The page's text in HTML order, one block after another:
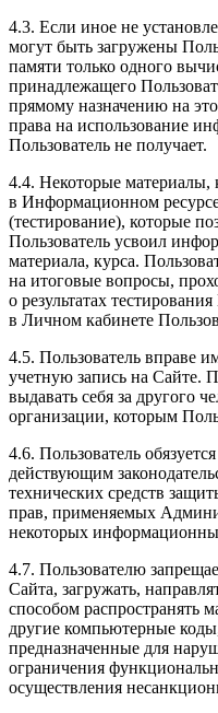
4.3. Если иное не
могут быть загружены
памяти только одного
принадлежащего
прямому назначению на
права на использование
Пользователь не получает.
4.4. Некоторые
в Информационном
(тестирование), которые
Пользователь усвоил
материала, курса.
на итоговые вопросы,
о результатах
в Личном кабинете
4.5. Пользователь вправе
учетную запись на Сайте.
выдавать себя за другого
организации, которым
4.6. Пользователь
действующим
технических средств
прав, применяемых
некоторых
4.7. Пользователю
Сайта, загружать,
способом распространять
другие компьютерные
предназначенные для
ограничения
осуществления